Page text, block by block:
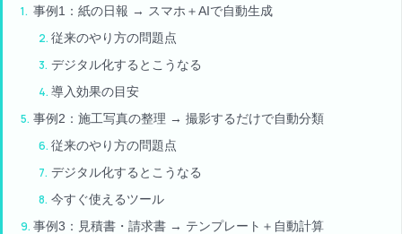
事例1：紙の日報 → スマホ＋AIで自動生成
従来のやり方の問題点
デジタル化するとこうなる
導入効果の目安
事例2：施工写真の整理 → 撮影するだけで自動分類
従来のやり方の問題点
デジタル化するとこうなる
今すぐ使えるツール
事例3：見積書・請求書 → テンプレート＋自動計算